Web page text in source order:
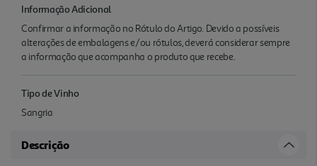
Informação Adicional
Confirmar a informação no Rótulo do Artigo. Devido a possíveis
alterações de embalagens e/ou rótulos, deverá considerar sempre
a informação que acompanha o produto que recebe.
Tipo de Vinho
Sangria
Descrição